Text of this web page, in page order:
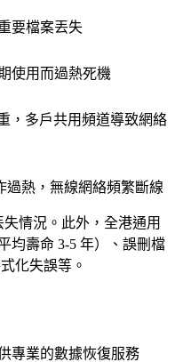
要檔案丟失
使用而過熱死機
，多戶共用頻道導致網絡
過熱，無線網絡頻繁斷線
情況。此外，全港通用
均壽命 3-5 年）、誤刪檔
化失誤等。
專業的數據恢復服務